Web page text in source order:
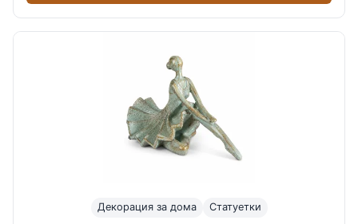
Декорация за дома Статуетки